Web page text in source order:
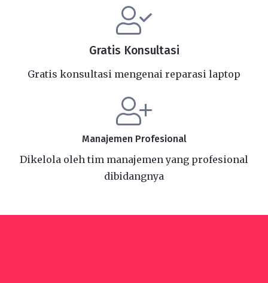
Gratis Konsultasi
Gratis konsultasi mengenai reparasi laptop
Manajemen Profesional
Dikelola oleh tim manajemen yang profesional
dibidangnya